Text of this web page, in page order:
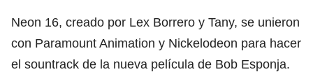
Neon 16, creado por Lex Borrero y Tany, se unieron
con Paramount Animation y Nickelodeon para hacer
el sountrack de la nueva película de Bob Esponja.